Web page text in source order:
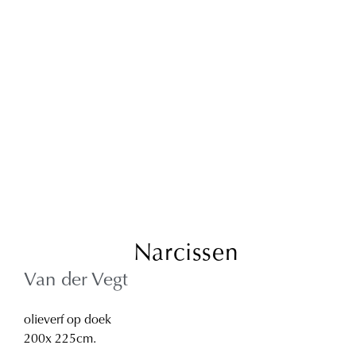
Narcissen
Van der Vegt
olieverf op doek
200x 225cm.